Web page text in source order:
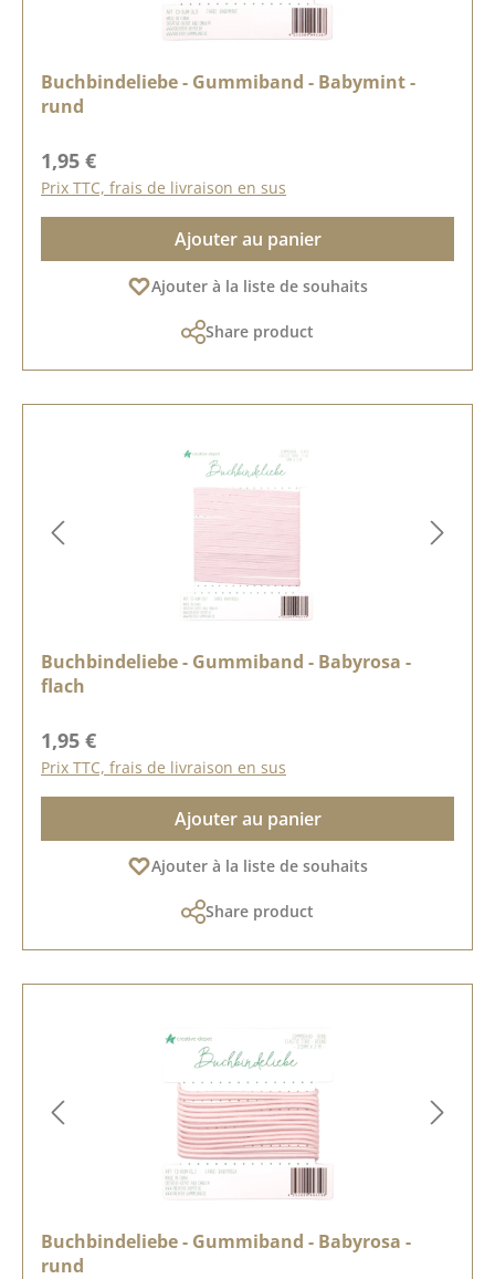
Buchbindeliebe - Gummiband - Babymint -
rund
Prix régulier :
1,95 €
Prix TTC, frais de livraison en sus
Ajouter au panier
Ajouter à la liste de souhaits
Share product
Buchbindeliebe - Gummiband - Babyrosa -
flach
Prix régulier :
1,95 €
Prix TTC, frais de livraison en sus
Ajouter au panier
Ajouter à la liste de souhaits
Share product
Buchbindeliebe - Gummiband - Babyrosa -
rund